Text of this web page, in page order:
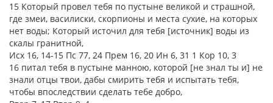
15 Который провел тебя по пустыне великой и страшной,
где змеи, василиски, скорпионы и места сухие, на которых
нет воды; Который источил для тебя [источник] воды из
скалы гранитной,
Исх 16, 14-15 Пс 77, 24 Прем 16, 20 Ин 6, 31 1 Кор 10, 3
16 питал тебя в пустыне манною, которой [не знал ты и] не
знали отцы твои, дабы смирить тебя и испытать тебя,
чтобы впоследствии сделать тебе добро,